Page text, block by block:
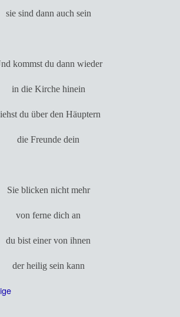
sie sind dann auch sein
kommst du dann wieder
in die Kirche hinein
du über den Häuptern
die Freunde dein
Sie blicken nicht mehr
von ferne dich an
du bist einer von ihnen
der heilig sein kann